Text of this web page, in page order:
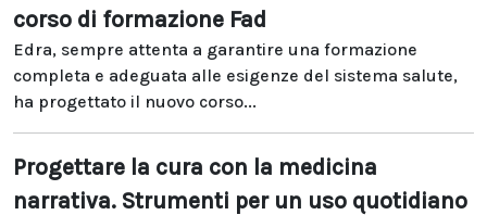
corso di formazione Fad
Edra, sempre attenta a garantire una formazione
completa e adeguata alle esigenze del sistema salute,
ha progettato il nuovo corso...
Progettare la cura con la medicina
narrativa. Strumenti per un uso quotidiano